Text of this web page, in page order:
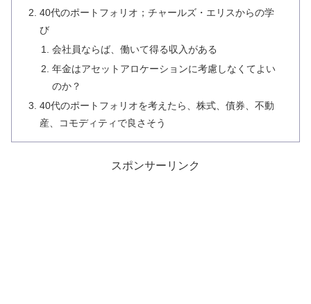
40代のポートフォリオ；チャールズ・エリスからの学
び
会社員ならば、働いて得る収入がある
年金はアセットアロケーションに考慮しなくてよい
のか？
40代のポートフォリオを考えたら、株式、債券、不動
産、コモディティで良さそう
スポンサーリンク